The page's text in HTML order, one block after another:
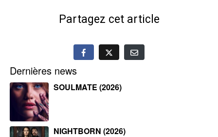
Partagez cet article
Dernières news
SOULMATE (2026)
NIGHTBORN (2026)